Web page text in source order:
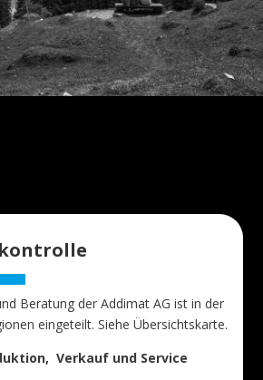
Beratung der Addimat AG ist in der
eingeteilt. Siehe Übersichtskarte.
Verkauf und Service